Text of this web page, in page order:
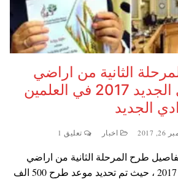
الثانية من اراضي
الريف المصري الجديد 2017 في العلمين
الجديد
2017 اخبار تعليق 1
طرح المرحلة الثانية من اراضي
الريف المصري الجديد 2017 ، حيث تم تحديد موعد طرح 500 الف